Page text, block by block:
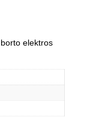
elektros